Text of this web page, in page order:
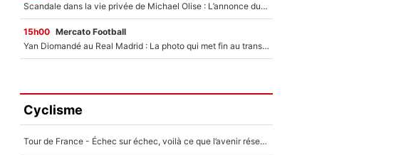
Scandale dans la vie privée de Michael Olise : L’annonce du Bayern Munich sur son enfant caché
15h00 Mercato Football
Yan Diomandé au Real Madrid : La photo qui met fin au transfert de l’été !
Cyclisme
Tour de France - Échec sur échec, voilà ce que l’avenir réserve à Paul Seixas : «Tant qu’il y aura un Pogacar comme celui-là...»